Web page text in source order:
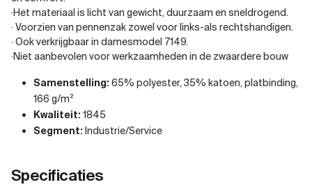
·Het materiaal is licht van gewicht, duurzaam en sneldrogend.
· Voorzien van pennenzak zowel voor links-als rechtshandigen.
· Ook verkrijgbaar in damesmodel 7149.
·Niet aanbevolen voor werkzaamheden in de zwaardere bouw
Samenstelling: 65% polyester, 35% katoen, platbinding,
166 g/m²
Kwaliteit: 1845
Segment: Industrie/Service
Specificaties